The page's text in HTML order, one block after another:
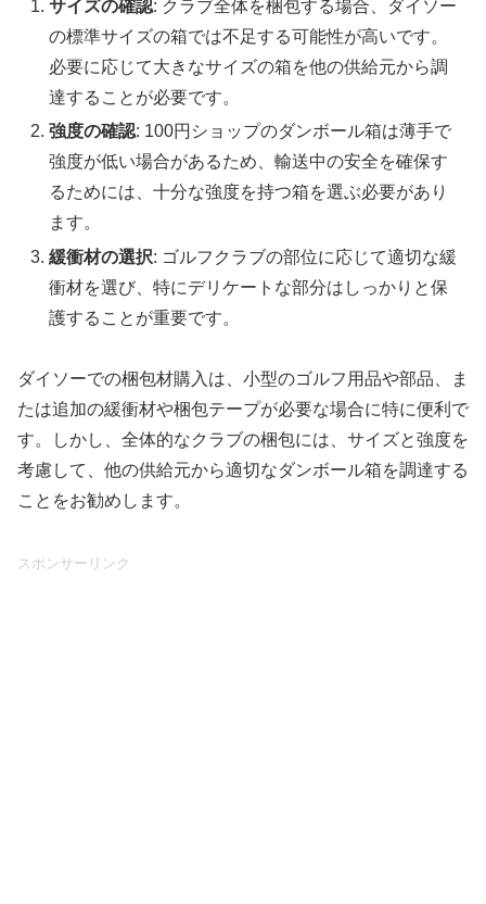
サイズの確認: クラブ全体を梱包する場合、ダイソー
の標準サイズの箱では不足する可能性が高いです。
必要に応じて大きなサイズの箱を他の供給元から調
達することが必要です。
強度の確認: 100円ショップのダンボール箱は薄手で
強度が低い場合があるため、輸送中の安全を確保す
るためには、十分な強度を持つ箱を選ぶ必要があり
ます。
緩衝材の選択: ゴルフクラブの部位に応じて適切な緩
衝材を選び、特にデリケートな部分はしっかりと保
護することが重要です。
ダイソーでの梱包材購入は、小型のゴルフ用品や部品、ま
たは追加の緩衝材や梱包テープが必要な場合に特に便利で
す。しかし、全体的なクラブの梱包には、サイズと強度を
考慮して、他の供給元から適切なダンボール箱を調達する
ことをお勧めします。
スポンサーリンク